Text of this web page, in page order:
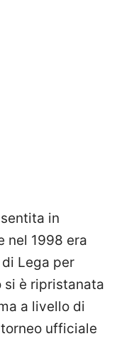
in
nel 1998 era
Lega per
si è ripristanata
a livello di
ufficiale